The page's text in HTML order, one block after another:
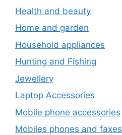
Health and beauty
Home and garden
Household appliances
Hunting and Fishing
Jewellery
Laptop Accessories
Mobile phone accessories
Mobiles phones and faxes